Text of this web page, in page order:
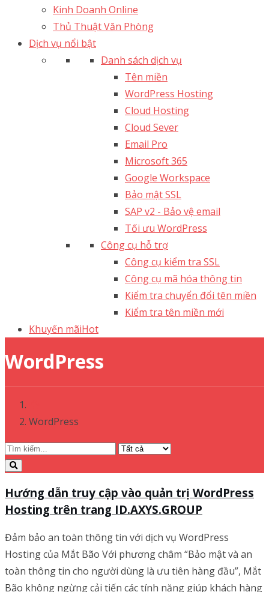
Kinh Doanh Online
Thủ Thuật Văn Phòng
Dịch vụ nổi bật
Danh sách dịch vụ
Tên miền
WordPress Hosting
Cloud Hosting
Cloud Sever
Email Pro
Microsoft 365
Google Workspace
Bảo mật SSL
SAP v2 - Bảo vệ email​
Tối ưu WordPress
Công cụ hỗ trợ
Công cụ kiểm tra SSL
Công cụ mã hóa thông tin
Kiểm tra chuyển đổi tên miền
Kiểm tra tên miền mới
Khuyến mãiHot
WordPress
WordPress
Hướng dẫn truy cập vào quản trị WordPress
Hosting trên trang ID.AXYS.GROUP
Đảm bảo an toàn thông tin với dịch vụ WordPress
Hosting của Mắt Bão Với phương châm “Bảo mật và an
toàn thông tin cho người dùng là ưu tiên hàng đầu”, Mắt
Bão không ngừng cải tiến các tính năng giúp khách hàng